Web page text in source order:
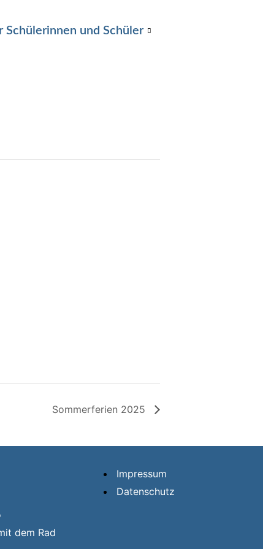
Schülerinnen und Schüler
Sommerferien 2025
dem Rad
Impressum
Datenschutz